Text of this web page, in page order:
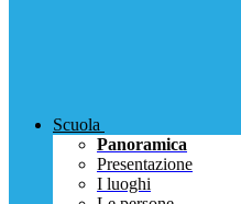
Scuola
Panoramica
Presentazione
I luoghi